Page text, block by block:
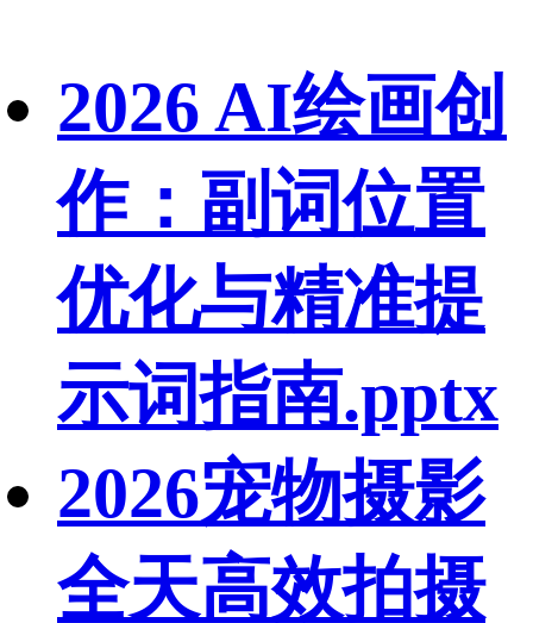
2026 AI绘画创
作：副词位置
优化与精准提
示词指南.pptx
2026宠物摄影
全天高效拍摄